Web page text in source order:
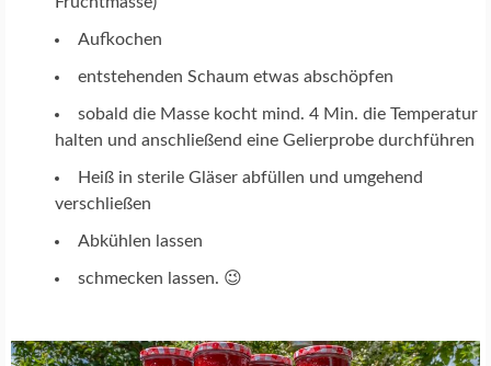
Aufkochen
entstehenden Schaum etwas abschöpfen
sobald die Masse kocht mind. 4 Min. die Temperatur
halten und anschließend eine Gelierprobe durchführen
Heiß in sterile Gläser abfüllen und umgehend
verschließen
Abkühlen lassen
schmecken lassen. 😉